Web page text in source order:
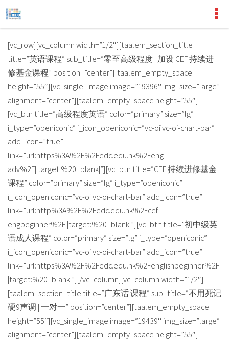
[vc_row][vc_column width=”1/2″][taalem_section_title
title=”英语课程” sub_title=”零至高级程度 | 加设 CEF 持续进
修基金课程” position=”center”][taalem_empty_space
height=”55″][vc_single_image image=”19396″ img_size=”large”
alignment=”center”][taalem_empty_space height=”55″]
[vc_btn title=”高级程度英语” color=”primary” size=”lg”
i_type=”openiconic” i_icon_openiconic=”vc-oi vc-oi-chart-bar”
add_icon=”true”
link=”url:https%3A%2F%2Fedc.edu.hk%2Feng-
adv%2F||target:%20_blank|”][vc_btn title=”CEF 持续进修基金
课程” color=”primary” size=”lg” i_type=”openiconic”
i_icon_openiconic=”vc-oi vc-oi-chart-bar” add_icon=”true”
link=”url:http%3A%2F%2Fedc.edu.hk%2Fcef-
engbeginner%2F||target:%20_blank|”][vc_btn title=”初中级英
语成人课程” color=”primary” size=”lg” i_type=”openiconic”
i_icon_openiconic=”vc-oi vc-oi-chart-bar” add_icon=”true”
link=”url:https%3A%2F%2Fedc.edu.hk%2Fenglishbeginner%2F|
|target:%20_blank|”][/vc_column][vc_column width=”1/2″]
[taalem_section_title title=”广东话 课程” sub_title=”不用死记
硬9声调 | 一对一” position=”center”][taalem_empty_space
height=”55″][vc_single_image image=”19439″ img_size=”large”
alignment=”center”][taalem_empty_space height=”55″]